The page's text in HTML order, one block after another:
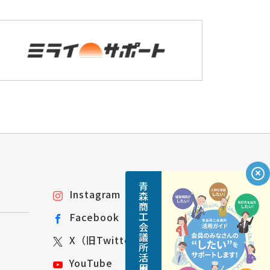
青森商工会議所活用ガイド
Instagram
Facebook
X（旧Twitter）
YouTube